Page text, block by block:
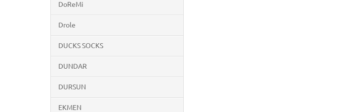
DoReMi
Drole
DUCKS SOCKS
DUNDAR
DURSUN
EKMEN